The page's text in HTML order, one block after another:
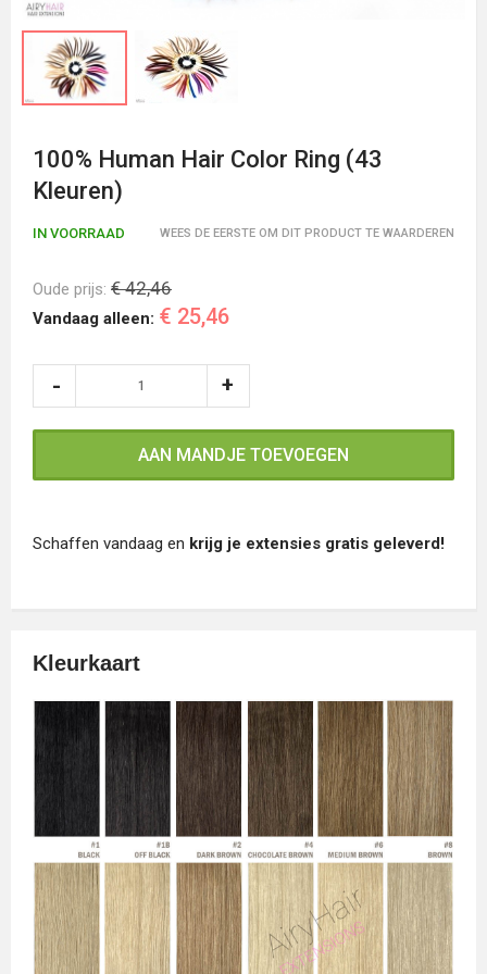
100% Human Hair Color Ring (43
Kleuren)
WEES DE EERSTE OM DIT PRODUCT TE WAARDEREN
IN VOORRAAD
Oude prijs: € 42,46
Vandaag alleen: € 25,46
AAN MANDJE TOEVOEGEN
Schaffen vandaag en krijg je extensies gratis geleverd!
Kleurkaart